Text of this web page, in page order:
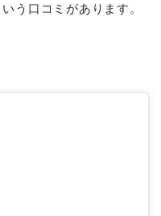
う口コミがあります。